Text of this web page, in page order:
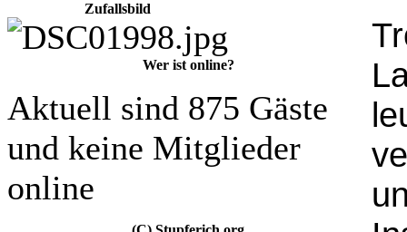
Zufallsbild
Wer ist online?
Aktuell sind 875 Gäste
und keine Mitglieder
online